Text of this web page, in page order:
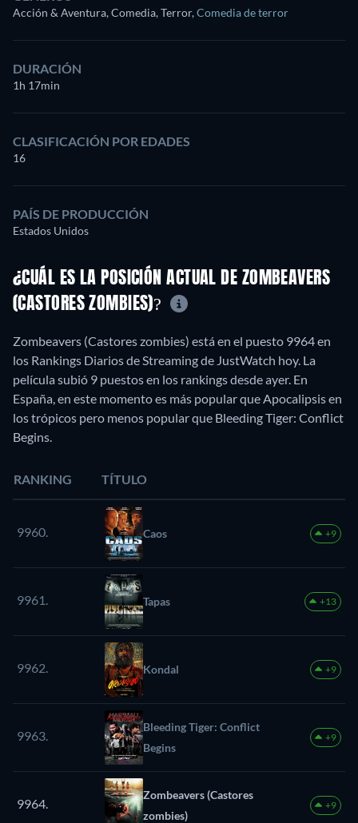
Acción & Aventura, Comedia, Terror,Comedia de terror
DURACIÓN
1h 17min
CLASIFICACIÓN POR EDADES
16
PAÍS DE PRODUCCIÓN
Estados Unidos
¿CUÁL ES LA POSICIÓN ACTUAL DE ZOMBEAVERS
(CASTORES ZOMBIES)?
Zombeavers (Castores zombies) está en el puesto 9964 en
los Rankings Diarios de Streaming de JustWatch hoy. La
película subió 9 puestos en los rankings desde ayer. En
España, en este momento es más popular que Apocalipsis en
los trópicos pero menos popular que Bleeding Tiger: Conflict
Begins.
RANKING TÍTULO
9960. Caos +9
9961. Tapas +13
9962. Kondal +9
9963.
Bleeding Tiger: Conflict
Begins
+9
9964.
Zombeavers (Castores
zombies)
+9